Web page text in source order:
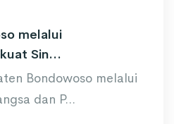
melalui
Sin...
Bondowoso melalui
dan P...